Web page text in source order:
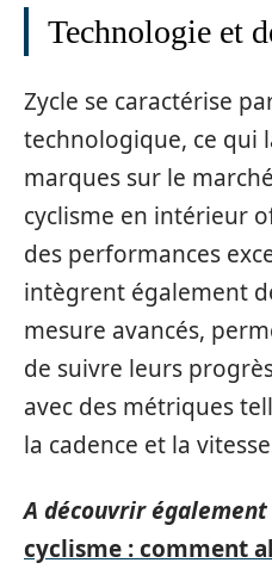
Technologie et
Zycle se caractérise
technologique, ce qui
marques sur le
cyclisme en intérieur
des performances
intègrent également
mesure avancés,
de suivre leurs
avec des métriques
la cadence et la
A découvrir également
cyclisme : comment